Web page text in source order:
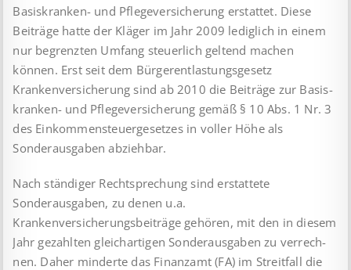
Basis­kranken- und Pflegeversicherung erstattet. Diese
Beiträge hatte der Kläger im Jahr 2009 lediglich in einem
nur begrenzten Umfang steuerlich geltend machen
können. Erst seit dem Bürgerentlastungsgesetz
Krankenversicherung sind ab 2010 die Beiträge zur Basis­
kranken- und Pflegeversicherung gemäß § 10 Abs. 1 Nr. 3
des Einkommensteuergesetzes in voller Höhe als
Sonderausgaben abziehbar.
Nach ständiger Rechtsprechung sind erstattete
Sonderausgaben, zu denen u.a.
Krankenversicherungsbeiträge gehören, mit den in diesem
Jahr gezahlten gleichartigen Sonderausgaben zu ver­rech­
nen. Daher minderte das Finanzamt (FA) im Streitfall die